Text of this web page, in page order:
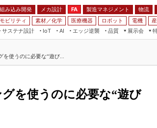
組み込み開発 メカ設計 FA 製造マネジメント 物流
モビリティ 素材／化学 医療機器 ロボット 電機
サステナ設計
IoT
AI
エッジ逆襲 品質
展示会
JIMTOF
IIFES
つながるクルマ
使うのに必要な“遊び...
を使うのに必要な“遊び